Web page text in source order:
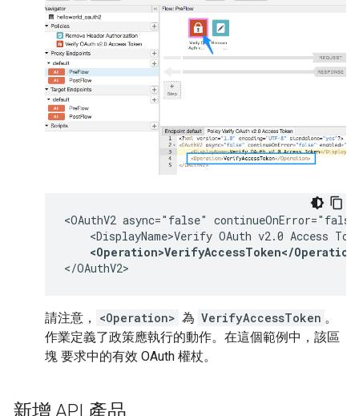
<OAuthV2 async="false"
<DisplayName>Verify OAuth v2.0 Access
<Operation>VerifyAccessToken</
</OAuthV2>
請注意， <Operation> 為 VerifyAccessToken 。
作業定義了政策應執行的動作。在這個範例中，該區
塊 要求中的有效 OAuth 權杖。
新增 API 產品